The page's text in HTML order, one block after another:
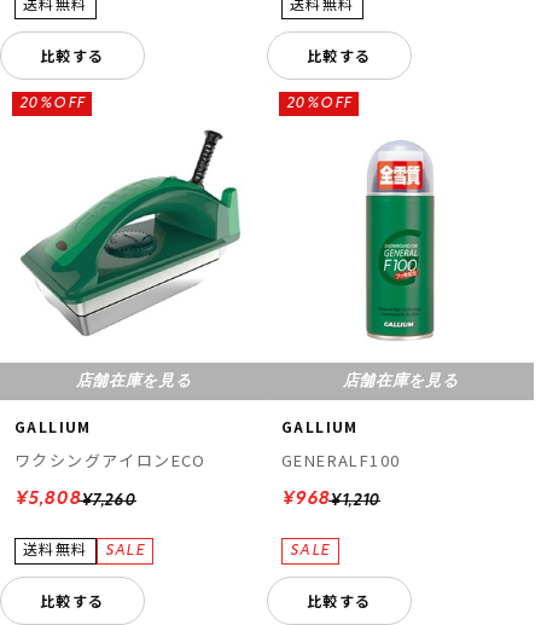
比較する 比較する
店舗在庫を見る
GALLIUM
ワクシングアイロンECO
¥7,260
20%OFF
¥5,808
比較する
店舗在庫を見る
GALLIUM
GENERALF100
¥1,210
20%OFF
¥968
比較する